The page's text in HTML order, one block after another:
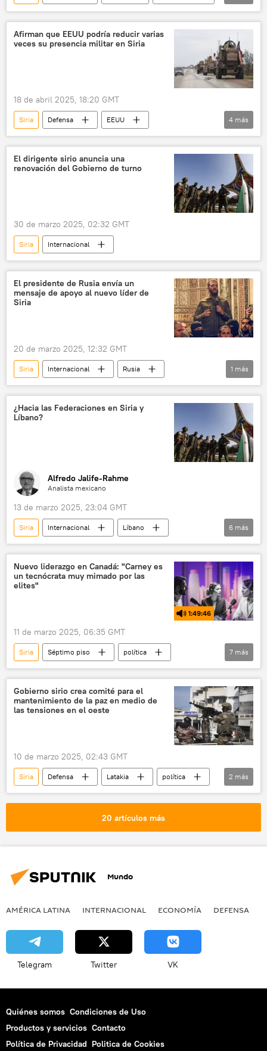
Washington
Donald Trump
Afirman que EEUU podría reducir varias
veces su presencia militar en Siria
18 de abril 2025, 18:20 GMT
Siria Defensa
EEUU
🌍 Oriente Medio
🛡️ Zonas de conflicto
🛡️ Fuerzas Armadas
Guerra civil de Siria
4 más
El dirigente sirio anuncia una
renovación del Gobierno de turno
30 de marzo 2025, 02:32 GMT
Siria Internacional
El presidente de Rusia envía un
mensaje de apoyo al nuevo líder de
Siria
20 de marzo 2025, 12:32 GMT
Siria Internacional
Rusia
🌍 Oriente Medio
1 más
¿Hacia las Federaciones en Siria y
Líbano?
Alfredo Jalife-Rahme
Analista mexicano
13 de marzo 2025, 23:04 GMT
Siria Internacional
Líbano
✒️ Firmas
política
Israel
Bashar Asad
religión Damasco
6 más
Nuevo liderazgo en Canadá: "Carney es
un tecnócrata muy mimado por las
elites"
1:49:46
11 de marzo 2025, 06:35 GMT
Siria Séptimo piso
política
seguridad
Mark Carney
Justin Trudeau
César Duarte
Canadá
EEUU Banco de Inglaterra
7 más
Gobierno sirio crea comité para el
mantenimiento de la paz en medio de
las tensiones en el oeste
10 de marzo 2025, 02:43 GMT
Siria Defensa Latakia
política
seguridad
Tartus
2 más
20 artículos más
Mundo
AMÉRICA LATINA INTERNACIONAL ECONOMÍA DEFENSA
Telegram Twitter VK
Quiénes somos Condiciones de Uso
Productos y servicios Contacto
Política de Privacidad Politica de Cookies